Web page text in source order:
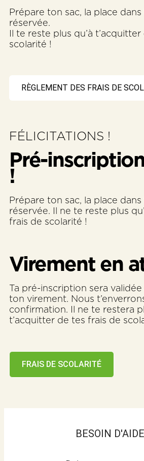
Prépare ton sac, la place
réservée.
Il te reste plus qu’à
scolarité !
RÈGLEMENT DES FRAIS DE
FÉLICITATIONS !
Pré-
!
Prépare ton sac, la place
réservée. Il ne te reste plus
frais de scolarité !
Virement en
Ta pré-inscription sera
ton virement. Nous
confirmation. Il ne te restera
t’acquitter de tes frais de
FRAIS DE SCOLARITÉ
BESOIN